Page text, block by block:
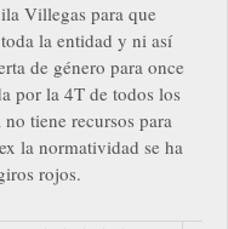
Villegas para que
la entidad y ni así
de género para once
por la 4T de todos los
tiene recursos para
la normatividad se ha
rojos.